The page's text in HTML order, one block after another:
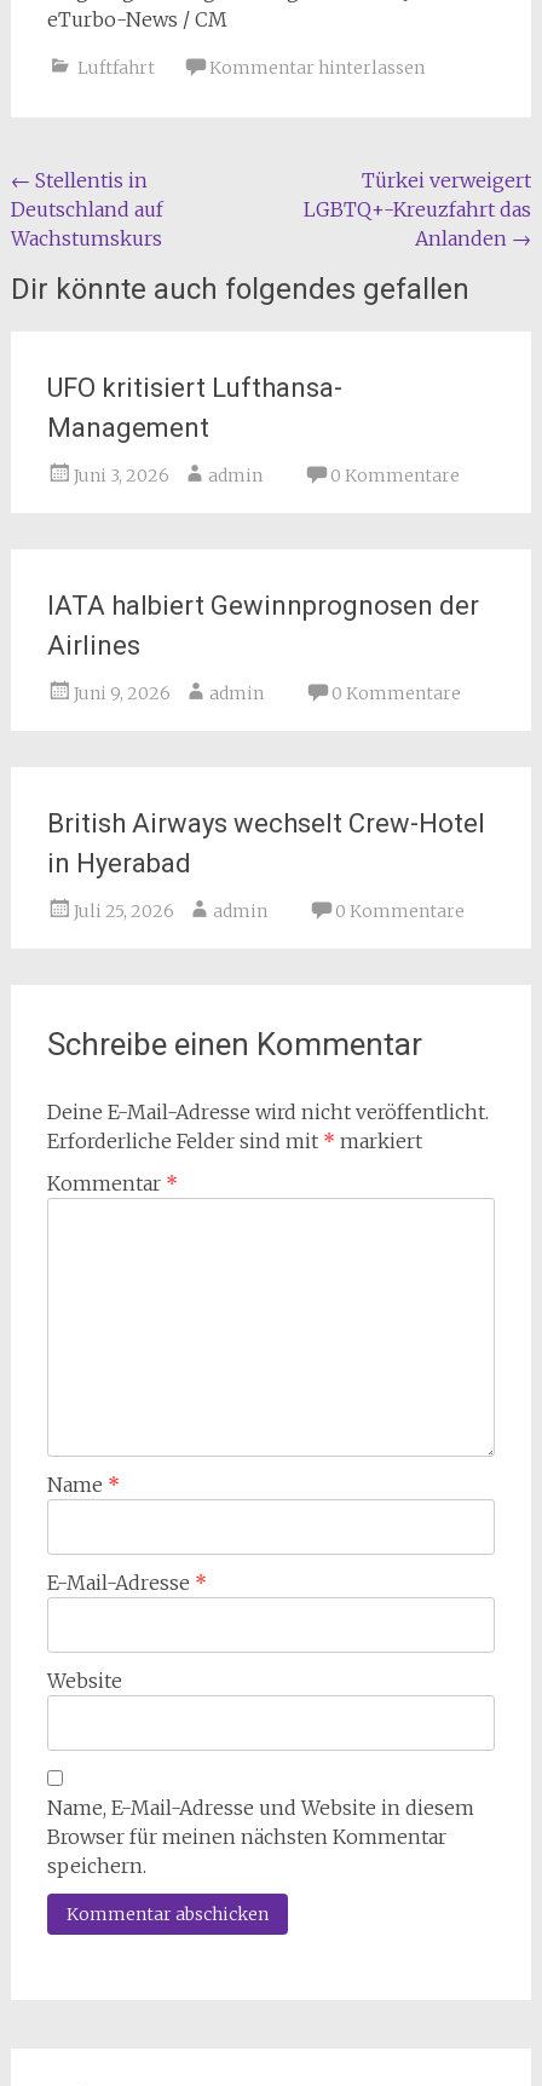
eTurbo-News / CM
Luftfahrt Kommentar hinterlassen
Beitragsnavigation
← Stellentis in
Deutschland auf
Wachstumskurs
Türkei verweigert
LGBTQ+-Kreuzfahrt das
Anlanden →
Dir könnte auch folgendes gefallen
UFO kritisiert Lufthansa-
Management
Juni 3, 2026 admin 0 Kommentare
IATA halbiert Gewinnprognosen der
Airlines
Juni 9, 2026 admin 0 Kommentare
British Airways wechselt Crew-Hotel
in Hyerabad
Juli 25, 2026 admin 0 Kommentare
Schreibe einen Kommentar
Deine E-Mail-Adresse wird nicht veröffentlicht.
Erforderliche Felder sind mit * markiert
Kommentar *
Name *
E-Mail-Adresse *
Website
Name, E-Mail-Adresse und Website in diesem
Browser für meinen nächsten Kommentar
speichern.